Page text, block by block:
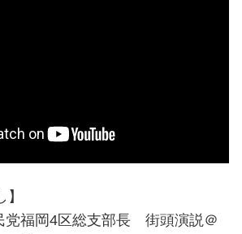
党福岡4区総支部長 街頭演説＠